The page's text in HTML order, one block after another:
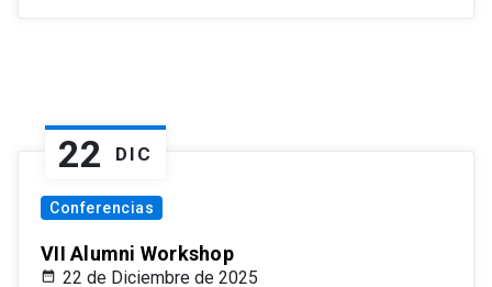
22 DIC
Conferencias
VII Alumni Workshop
22 de Diciembre de 2025